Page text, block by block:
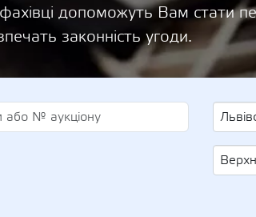
допоможуть Вам стати
законність угоди.